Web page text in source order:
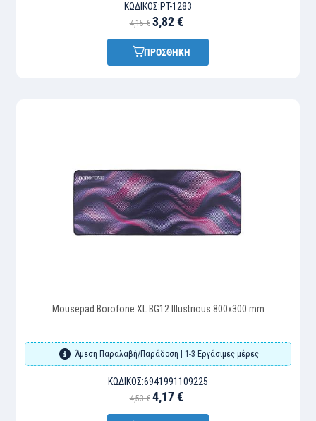
ΚΩΔΙΚΌΣ:PT-1283
4,15 € 3,82 €
ΠΡΟΣΘΗΚΗ
Mousepad Borofone XL BG12 Illustrious 800x300 mm
Άμεση Παραλαβή/Παράδοση | 1-3 Εργάσιμες μέρες
ΚΩΔΙΚΌΣ:6941991109225
4,53 € 4,17 €